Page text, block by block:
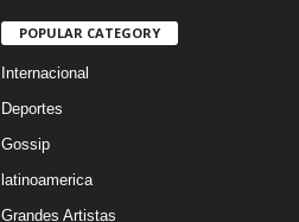
POPULAR CATEGORY
Internacional
Deportes
Gossip
latinoamerica
Grandes Artistas